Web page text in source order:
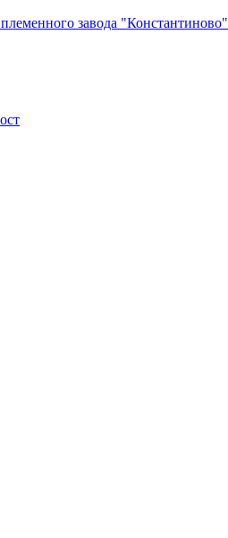
племенного завода "Константиново"